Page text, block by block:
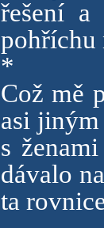
řešení
pohříchu
*
Což mě
asi jiným
s
dávalo
ta